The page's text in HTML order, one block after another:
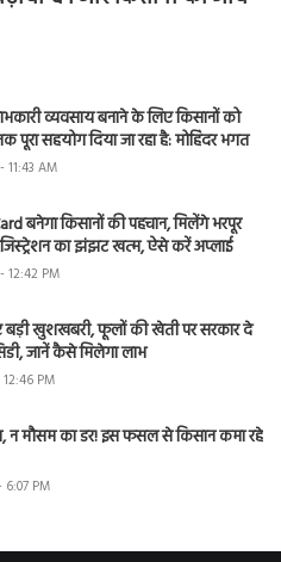
व्यवसाय बनाने के लिए किसानों को
पूरा सहयोग दिया जा रहा है: मोहिंदर भगत
11:43 AM
बनेगा किसानों की पहचान, मिलेंगे भरपूर
का झंझट खत्म, ऐसे करें अप्लाई
12:42 PM
बड़ी खुशखबरी, फूलों की खेती पर सरकार दे
जानें कैसे मिलेगा लाभ
PM
न मौसम का डर! इस फसल से किसान कमा रहे
PM